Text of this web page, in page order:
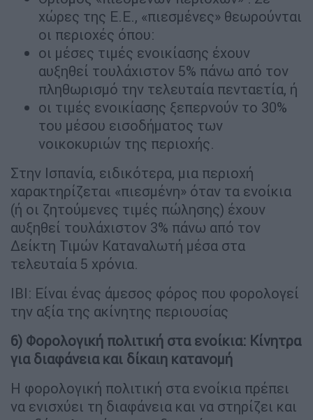
χώρες της Ε.Ε., «πιεσμένες» θεωρούνται
οι περιοχές όπου:
οι μέσες τιμές ενοικίασης έχουν
αυξηθεί τουλάχιστον 5% πάνω από τον
πληθωρισμό την τελευταία πενταετία, ή
οι τιμές ενοικίασης ξεπερνούν το 30%
του μέσου εισοδήματος των
νοικοκυριών της περιοχής.
Στην Ισπανία, ειδικότερα, μια περιοχή
χαρακτηρίζεται «πιεσμένη» όταν τα ενοίκια
(ή οι ζητούμενες τιμές πώλησης) έχουν
αυξηθεί τουλάχιστον 3% πάνω από τον
Δείκτη Τιμών Καταναλωτή μέσα στα
τελευταία 5 χρόνια.
ΙΒΙ: Είναι ένας άμεσος φόρος που φορολογεί
την αξία της ακίνητης περιουσίας
6) Φορολογική πολιτική στα ενοίκια: Κίνητρα
για διαφάνεια και δίκαιη κατανομή
Η φορολογική πολιτική στα ενοίκια πρέπει
να ενισχύει τη διαφάνεια και να στηρίζει και